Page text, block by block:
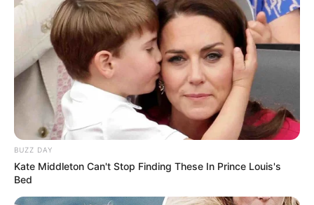
BUZZ DAY
Kate Middleton Can't Stop Finding These In Prince Louis's
Bed